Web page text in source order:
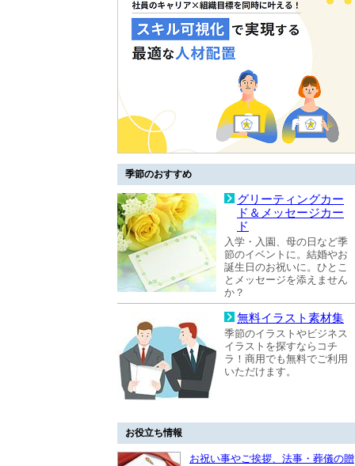
季節のおすすめ
グリーティングカー
ド＆メッセージカー
ド
入学・入園、母の日など季
節のイベントに。結婚やお
誕生日のお祝いに。ひとこ
とメッセージを添えません
か？
無料イラスト素材集
季節のイラストやビジネス
イラストを探すならコチ
ラ！商用でも無料でご利用
いただけます。
お役立ち情報
お祝い事やご挨拶、法事・葬儀の贈